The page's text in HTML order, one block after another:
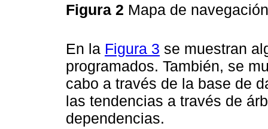
Figura 2 Mapa de
En la Figura 3 se muestran
programados. También, se
cabo a través de la base de
las tendencias a través de
dependencias.